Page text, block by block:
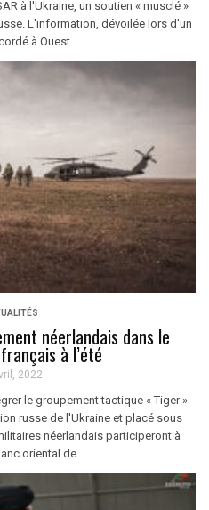
à l'Ukraine, un soutien « musclé »
L'information, dévoilée lors d'un
à Ouest ...
néerlandais dans le
à l’été
2022
le groupement tactique « Tiger »
russe de l'Ukraine et placé sous
néerlandais participeront à
oriental de ...